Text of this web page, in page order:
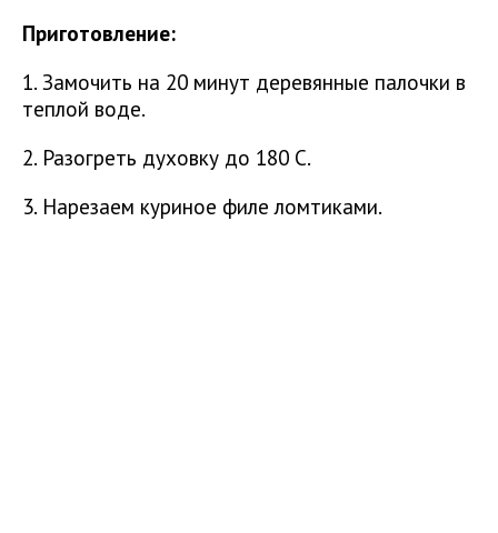
Приготовление:
1. Замочить на 20 минут деревянные палочки в
теплой воде.
2. Разогреть духовку до 180 С.
3. Нарезаем куриное филе ломтиками.